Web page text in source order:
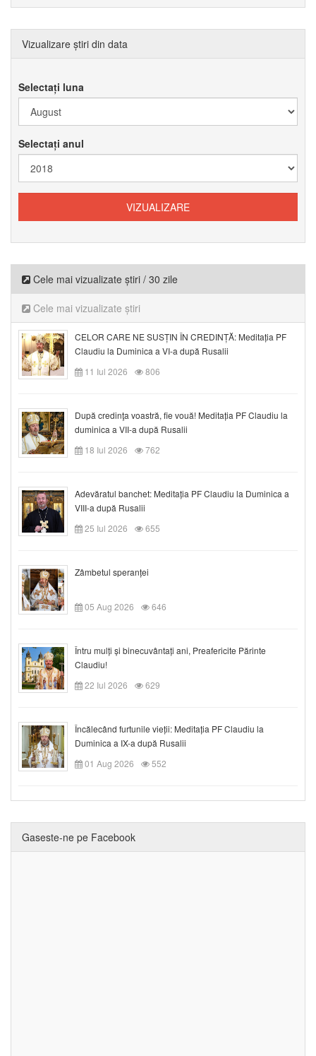
Vizualizare știri din data
Selectați luna
Selectați anul
Cele mai vizualizate știri / 30 zile
Cele mai vizualizate știri
CELOR CARE NE SUSȚIN ÎN CREDINȚĂ: Meditația PF
Claudiu la Duminica a VI-a după Rusalii
11 Iul 2026
806
După credinţa voastră, fie vouă! Meditația PF Claudiu la
duminica a VII-a după Rusalii
18 Iul 2026
762
Adevăratul banchet: Meditația PF Claudiu la Duminica a
VIII-a după Rusalii
25 Iul 2026
655
Zâmbetul speranței
05 Aug 2026 646
Întru mulți și binecuvântați ani, Preafericite Părinte
Claudiu!
22 Iul 2026
629
Încălecând furtunile vieții: Meditația PF Claudiu la
Duminica a IX-a după Rusalii
01 Aug 2026
552
Gaseste-ne pe Facebook